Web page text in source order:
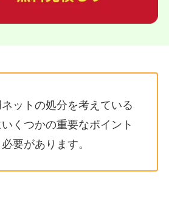
ットの処分を考えている
くつかの重要なポイント
要があります。